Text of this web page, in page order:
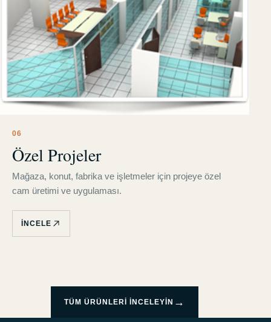
06
Özel Projeler
Mağaza, konut, fabrika ve işletmeler için projeye özel
cam üretimi ve uygulaması.
İNCELE
TÜM ÜRÜNLERI INCELEYIN →